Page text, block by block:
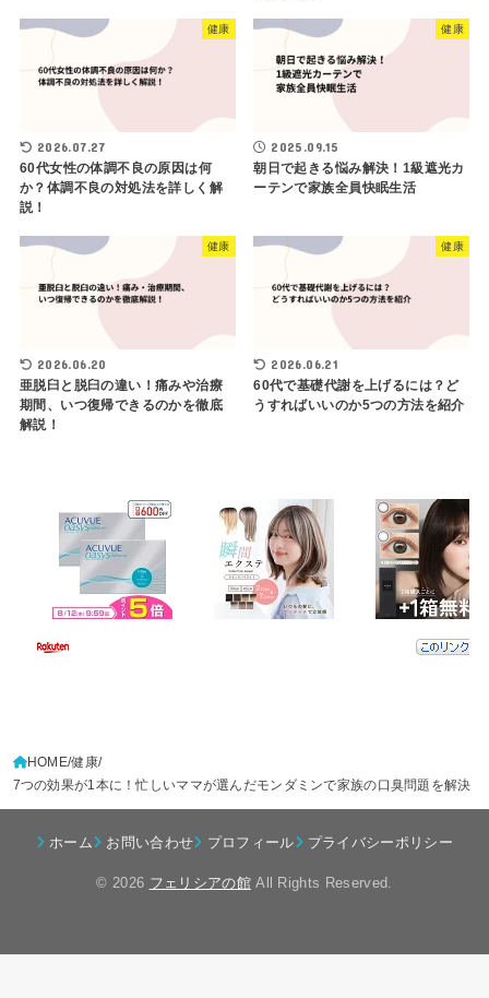
健康
2026.07.27
60代女性の体調不良の原因は何
か？体調不良の対処法を詳しく解
説！
健康
2025.09.15
朝日で起きる悩み解決！1級遮光カ
ーテンで家族全員快眠生活
健康
2026.06.20
亜脱臼と脱臼の違い！痛みや治療
期間、いつ復帰できるのかを徹底
解説！
健康
2026.06.21
60代で基礎代謝を上げるには？ど
うすればいいのか5つの方法を紹介
HOME 健康
7つの効果が1本に！忙しいママが選んだモンダミンで家族の口臭問題を解決
ホーム お問い合わせ プロフィール プライバシーポリシー
© 2026 フェリシアの館All Rights Reserved.